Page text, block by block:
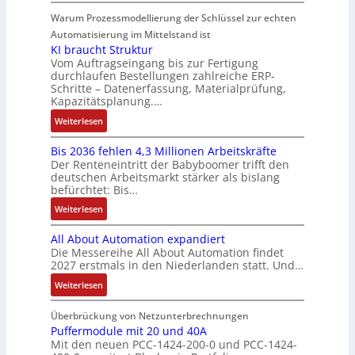
e
r
e
E
n
t
w
i
c
k
l
u
n
g
u
:
P
o
s
i
t
i
v
e
M
o
m
e
n
t
a
u
f
n
a
h
m
gd
b
o
t
i
k
o
n
i
n
F
a
n
u
c
C
N
C
-
S
y
s
t
e
m
e
h
n
i
k
-
G
e
s
c
h
ä
f
t
s
f
h
r
e
r
u
m
V
l
t
S
y
s
t
è
m
e
s
:
Q
2
-
E
r
g
e
b
n
i
s
s
e
e
u
e
r
V
e
r
t
r
i
e
b
s
-
u
n
d
M
a
r
k
e
t
Warum Prozessmodellierung der Schlüssel zur echten
Automatisierung im Mittelstand ist
KI braucht Struktur
Vom Auftragseingang bis zur Fertigung
durchlaufen Bestellungen zahlreiche ERP-
Schritte – Datenerfassung, Materialprüfung,
Kapazitätsplanung.…
Weiterlesen:
K
I
b
r
a
u
c
h
t
S
t
r
u
k
t
Bis 2036 fehlen 4,3 Millionen Arbeitskräfte
Der Renteneintritt der Babyboomer trifft den
deutschen Arbeitsmarkt stärker als bislang
befürchtet: Bis…
Weiterlesen:
B
i
s
2
0
3
6
f
e
All About Automation expandiert
Die Messereihe All About Automation findet
2027 erstmals in den Niederlanden statt. Und…
Weiterlesen:
A
l
l
A
Überbrückung von Netzunterbrechnungen
Puffermodule mit 20 und 40A
Mit den neuen PCC-1424-200-0 und PCC-1424-